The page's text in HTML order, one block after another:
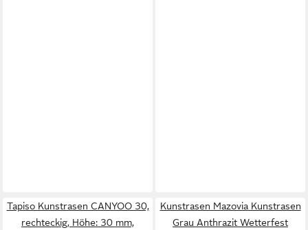
Tapiso Kunstrasen CANYOO 30,
rechteckig, Höhe: 30 mm,
Kunstrasen Mazovia Kunstrasen
Grau Anthrazit Wetterfest